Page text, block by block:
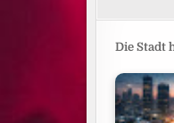
Die Stadt